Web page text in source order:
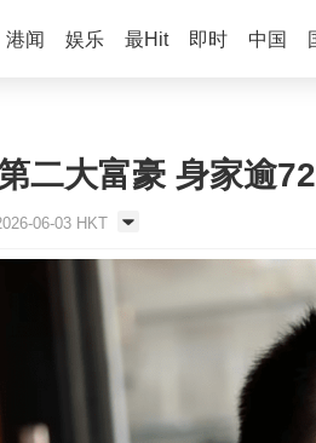
港闻 娱乐 最Hit 即时 中国
二大富豪 身家逾
06-03 HKT